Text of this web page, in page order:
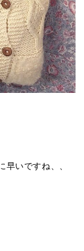
早いですね、、